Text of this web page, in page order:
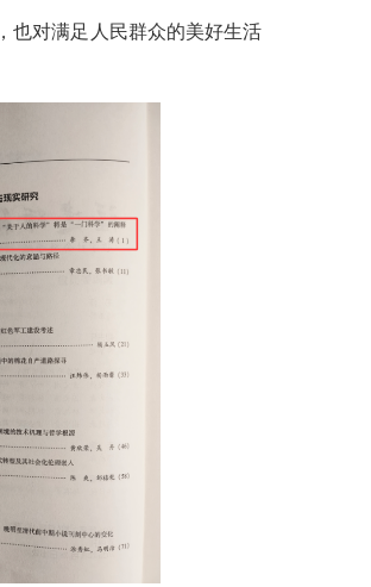
也对满足人民群众的美好生活